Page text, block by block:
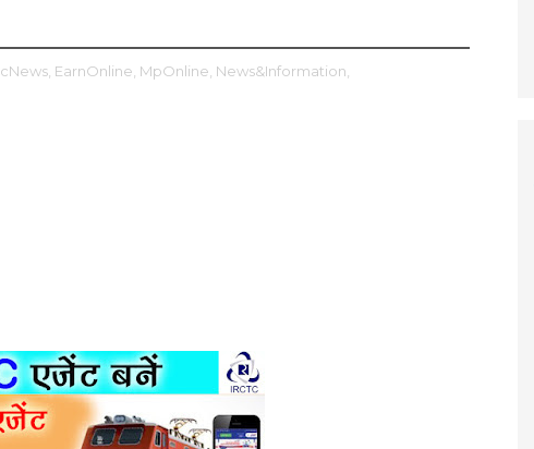
EarnOnline, MpOnline, News&Information,